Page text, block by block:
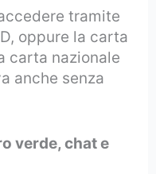
tramite
oppure la carta
carta nazionale
anche senza
verde, chat e